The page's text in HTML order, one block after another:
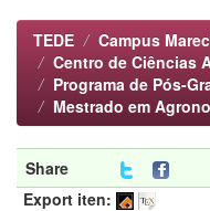
TEDE
Campus
Centro de Ciências
Programa de Pós-
Mestrado em
Share
Export iten: